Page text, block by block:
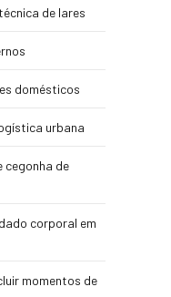
de lares
domésticos
urbana
cegonha de
corporal em
momentos de